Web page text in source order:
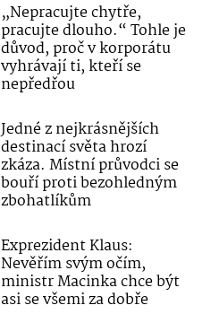
„Nepracujte chytře,
pracujte dlouho.“ Tohle je
důvod, proč v korporátu
vyhrávají ti, kteří se
nepředřou
Jedné z nejkrásnějších
destinací světa hrozí
zkáza. Místní průvodci se
bouří proti bezohledným
zbohatlíkům
Exprezident Klaus:
Nevěřím svým očím,
ministr Macinka chce být
asi se všemi za dobře